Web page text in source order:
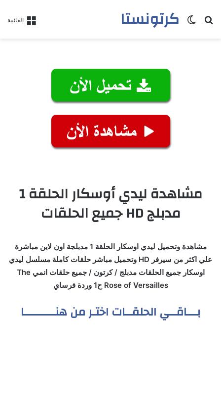
القائمة كرتونستابحث عنالوضع المظلم
مشاهدة ليدي أوسكار الحلقة 1
مدبلج HD جميع الحلقات
مشاهدة وتحميل ليدي اوسكار الحلقة 1 مدبلجة اون لاين مباشرة
علي اكثر من سيرفر HD وتحميل مباشر حلقات كاملة مسلسل ليدي
اوسكار جميع الحلقات مدبلج / كرتون / جميع حلقات انمي The
Rose of Versailles ح1 وردة فرساي
بـــاقــي الحلقــات اختـر من هنـــــــــا